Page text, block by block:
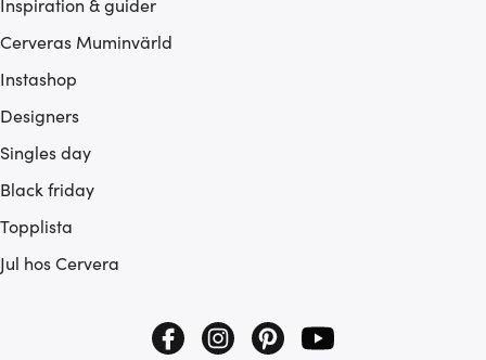
Cerveras Muminvärld
Instashop
Designers
Singles day
Black friday
Topplista
Jul hos Cervera